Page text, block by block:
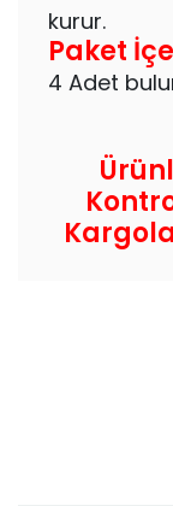
kurur.
Paket
4 Adet